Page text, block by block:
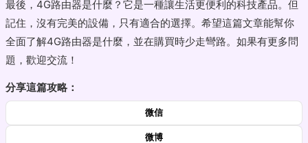
最後，4G路由器是什麼？它是一種讓生活更便利的科技產品。但
記住，沒有完美的設備，只有適合的選擇。希望這篇文章能幫你
全面了解4G路由器是什麼，並在購買時少走彎路。如果有更多問
題，歡迎交流！
分享這篇攻略：
微信
微博